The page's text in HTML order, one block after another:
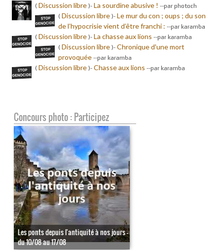
( Discussion libre )- La sourdine abusive ! --par photoch
( Discussion libre )- Le mur du con ; oups ; du son
de l’hypocrisie vient d’être franchi : --par karamba
( Discussion libre )- La chasse aux lions --par karamba
( Discussion libre )- Chronique d'une mort
provoquée --par karamba
( Discussion libre )- Chasse aux lions --par karamba
Concours photo : Participez
Les ponts depuis l'antiquité à nos jours -
du 10/08 au 17/08